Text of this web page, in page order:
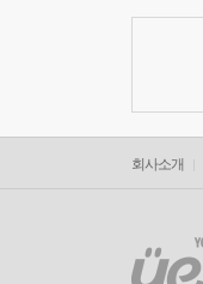
회사소개